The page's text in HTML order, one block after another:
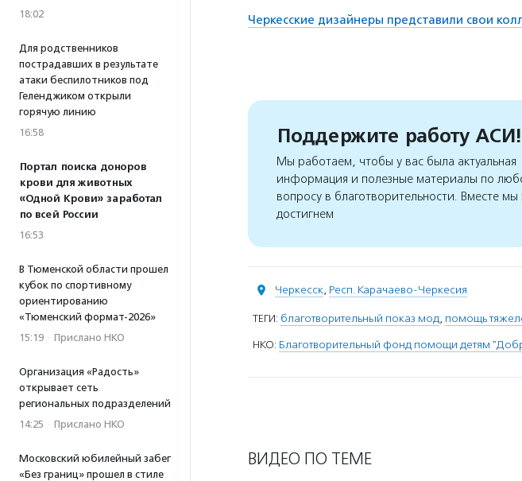
18:02
Для родственников
пострадавших в результате
атаки беспилотников под
Геленджиком открыли
горячую линию
16:58
Портал поиска доноров
крови для животных
«Одной Крови» заработал
по всей России
16:53
В Тюменской области прошел
кубок по спортивному
ориентированию
«Тюменский формат-2026»
15:19 · Прислано НКО
Организация «Радость»
открывает сеть
региональных подразделений
14:25 · Прислано НКО
Московский юбилейный забег
«Без границ» прошел в стиле
Черкесские дизайнеры представили свои
Поддержите работу АСИ!
Мы работаем, чтобы у вас была актуальная
информация и полезные материалы по
вопросу в благотворительности. Вместе мы
достигнем
Черкесск, Респ. Карачаево-Черкесия
ТЕГИ: благотворительный показ мод, помощь
НКО: Благотворительный фонд помощи детям
ВИДЕО ПО ТЕМЕ